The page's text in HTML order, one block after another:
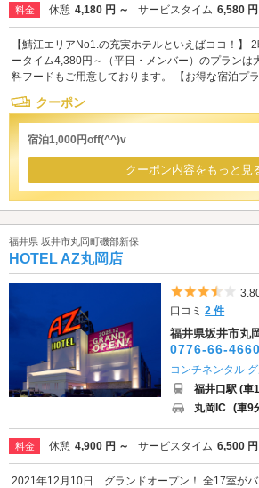
料金 休憩 4,180 円 ～ サービスタイム 6,580 円
【鯖江エリアNo1.の充実ホテルといえばココ！】
ータイム4,380円～（平日・メンバー）のプランは
料フードもご用意しております。 【お得な宿泊プ
クーポン
宿泊1,000円off(^^)v
クーポン内容をもっと見
福井県 坂井市丸岡町磯部新保
HOTEL AZ丸岡店
5
口コミ2 件
福井県坂井市丸
0776-66-4660
コンチネンタル
福井口駅 (車
丸岡IC (車9
料金 休憩 4,900 円 ～ サービスタイム 6,500 円
2021年12月10日 グランドオープン！ 全17室がバ